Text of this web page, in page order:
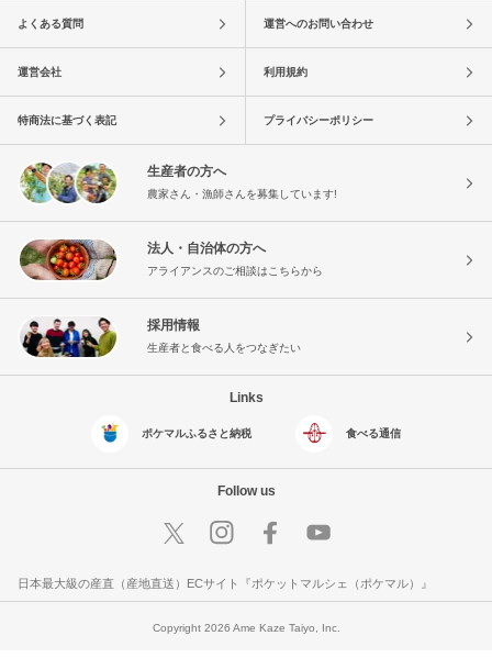
よくある質問 運営へのお問い合わせ
運営会社 利用規約
特商法に基づく表記 プライバシーポリシー
生産者の方へ
農家さん・漁師さんを募集しています!
法人・自治体の方へ
アライアンスのご相談はこちらから
採用情報
生産者と食べる人をつなぎたい
Links
ポケマルふるさと納税 食べる通信
Follow us
日本最大級の産直（産地直送）ECサイト『ポケットマルシェ（ポケマル）』
Copyright 2026 Ame Kaze Taiyo, Inc.